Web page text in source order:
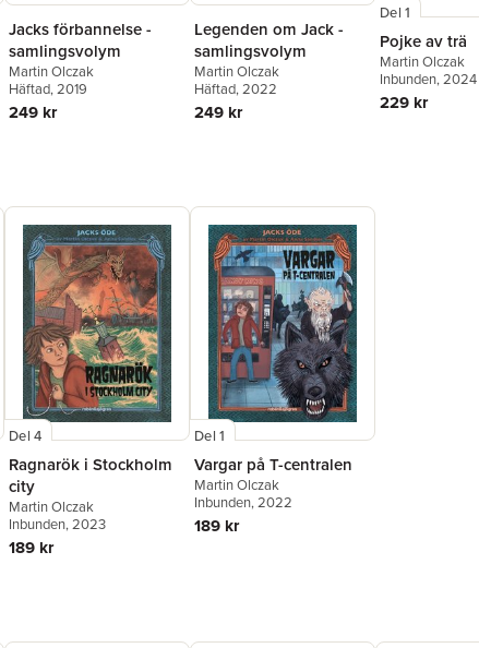
Jacks förbannelse -
samlingsvolym
Martin Olczak
Häftad, 2019
249 kr
Legenden om Jack -
samlingsvolym
Martin Olczak
Häftad, 2022
249 kr
Del 1
Pojke av trä
Martin Olczak
Inbunden, 2024
229 kr
Del 4
Ragnarök i Stockholm
city
Martin Olczak
Inbunden, 2023
189 kr
Del 1
Vargar på T-centralen
Martin Olczak
Inbunden, 2022
189 kr